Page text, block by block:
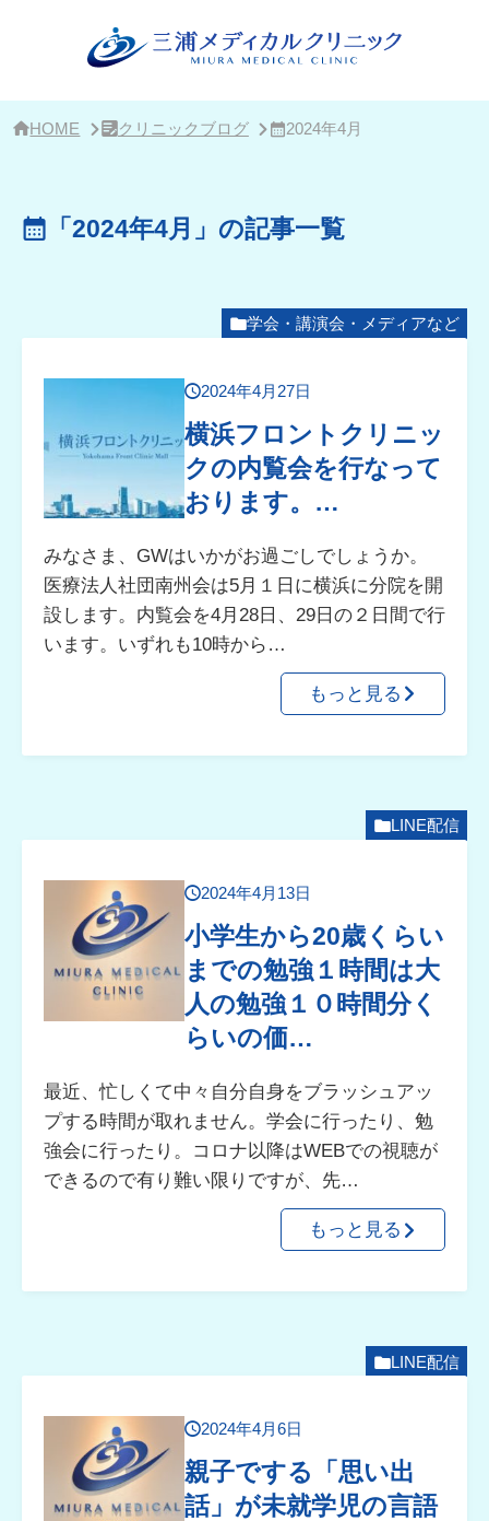
HOME クリニックブログ 2024年4月
「2024年4月」の記事一覧
学会・講演会・メディアなど
2024年4月27日
横浜フロントクリニッ
クの内覧会を行なって
おります。…
みなさま、GWはいかがお過ごしでしょうか。
医療法人社団南州会は5月１日に横浜に分院を開
設します。内覧会を4月28日、29日の２日間で行
います。いずれも10時から…
もっと見る
LINE配信
2024年4月13日
小学生から20歳くらい
までの勉強１時間は大
人の勉強１０時間分く
らいの価…
最近、忙しくて中々自分自身をブラッシュアッ
プする時間が取れません。学会に行ったり、勉
強会に行ったり。コロナ以降はWEBでの視聴が
できるので有り難い限りですが、先…
もっと見る
LINE配信
2024年4月6日
親子でする「思い出
話」が未就学児の言語